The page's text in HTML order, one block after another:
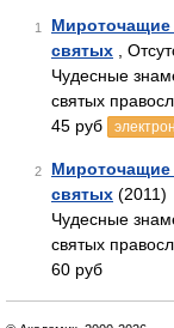
1
Мироточащие
святых ,
Чудесные
святых
45 руб
2
Мироточащие
святых (2011)
Чудесные
святых
60 руб